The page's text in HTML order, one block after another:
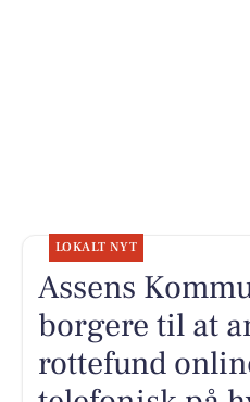
LOKALT NYT
Assens
borgere til at
rottefund